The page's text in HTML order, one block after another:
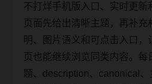
不打烊手机版入口、实时更新
页面先给出清晰主题，再补充
明、图片语义和可点击入口
页也能继续浏览同类内容。每
题、description、canonical